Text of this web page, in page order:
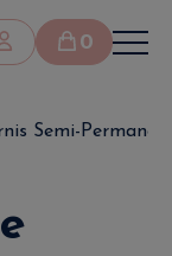
0
Semi-